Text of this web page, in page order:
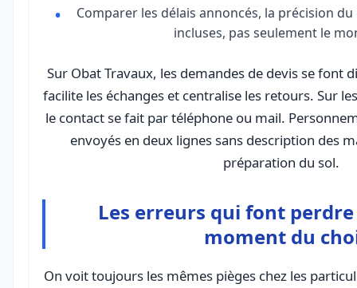
Comparer les délais annoncés, la précision
incluses, pas seulement le
Sur Obat Travaux, les demandes de devis se font
facilite les échanges et centralise les retours. Sur
le contact se fait par téléphone ou mail.
envoyés en deux lignes sans description des
préparation du sol.
Les erreurs qui font
moment du
On voit toujours les mêmes pièges chez les